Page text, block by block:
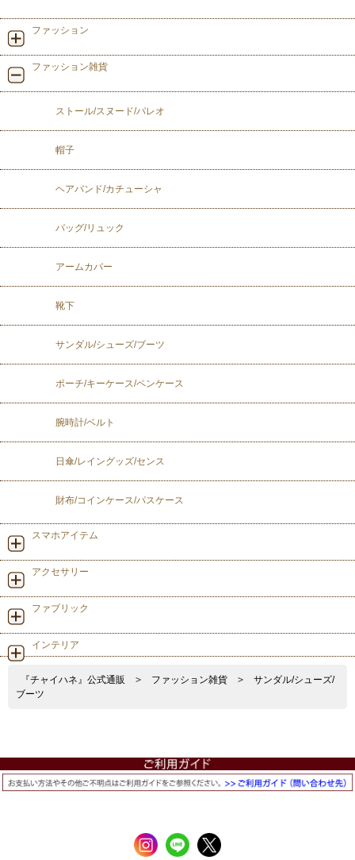
ファッション
ファッション雑貨
ストール/スヌード/パレオ
帽子
ヘアバンド/カチューシャ
バッグ/リュック
アームカバー
靴下
サンダル/シューズ/ブーツ
ポーチ/キーケース/ペンケース
腕時計/ベルト
日傘/レイングッズ/センス
財布/コインケース/パスケース
スマホアイテム
アクセサリー
ファブリック
インテリア
『チャイハネ』公式通販 > ファッション雑貨 >
サンダル/シューズ/
ブーツ